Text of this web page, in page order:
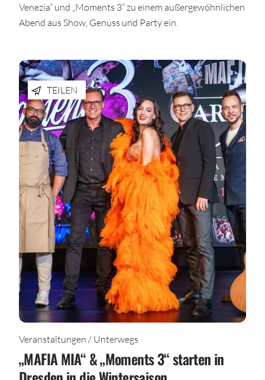
Venezia“ und „Moments 3“ zu einem außergewöhnlichen
Abend aus Show, Genuss und Party ein.
TEILEN
Veranstaltungen / Unterwegs
„MAFIA MIA“ & „Moments 3“ starten in